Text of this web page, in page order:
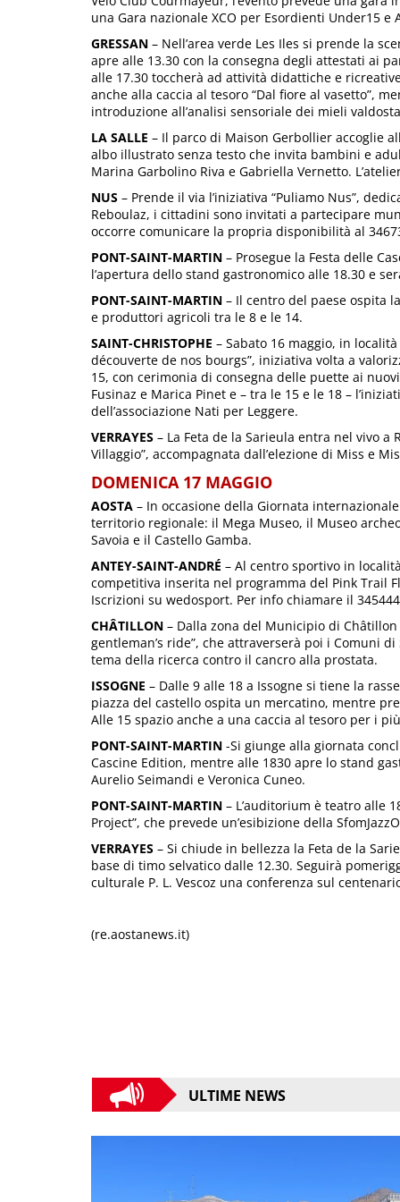
una Gara nazionale XCO per Esordienti Under15 e
GRESSAN – Nell’area verde Les Iles si prende la
apre alle 13.30 con la consegna degli attestati ai
alle 17.30 toccherà ad attività didattiche e
anche alla caccia al tesoro “Dal fiore al vasetto”,
introduzione all’analisi sensoriale dei mieli
LA SALLE – Il parco di Maison Gerbollier accoglie
albo illustrato senza testo che invita bambini e
Marina Garbolino Riva e Gabriella Vernetto.
NUS – Prende il via l’iniziativa “Puliamo Nus”,
Reboulaz, i cittadini sono invitati a partecipare
occorre comunicare la propria disponibilità al
PONT-SAINT-MARTIN – Prosegue la Festa delle
l’apertura dello stand gastronomico alle 18.30 e
PONT-SAINT-MARTIN – Il centro del paese ospita
e produttori agricoli tra le 8 e le 14.
SAINT-CHRISTOPHE – Sabato 16 maggio, in
découverte de nos bourgs”, iniziativa volta a
15, con cerimonia di consegna delle puette ai
Fusinaz e Marica Pinet e – tra le 15 e le 18 –
dell’associazione Nati per Leggere.
VERRAYES – La Feta de la Sarieula entra nel vivo a
Villaggio”, accompagnata dall’elezione di Miss e
DOMENICA 17 MAGGIO
AOSTA – In occasione della Giornata
territorio regionale: il Mega Museo, il Museo
Savoia e il Castello Gamba.
ANTEY-SAINT-ANDRÉ – Al centro sportivo in
competitiva inserita nel programma del Pink Trail
Iscrizioni su wedosport. Per info chiamare il
CHÂTILLON – Dalla zona del Municipio di
gentleman’s ride”, che attraverserà poi i Comuni
tema della ricerca contro il cancro alla prostata.
ISSOGNE – Dalle 9 alle 18 a Issogne si tiene la
piazza del castello ospita un mercatino, mentre
Alle 15 spazio anche a una caccia al tesoro per i
PONT-SAINT-MARTIN -Si giunge alla giornata
Cascine Edition, mentre alle 1830 apre lo stand
Aurelio Seimandi e Veronica Cuneo.
PONT-SAINT-MARTIN – L’auditorium è teatro alle
Project”, che prevede un’esibizione della
VERRAYES – Si chiude in bellezza la Feta de la
base di timo selvatico dalle 12.30. Seguirà
culturale P. L. Vescoz una conferenza sul
(re.aostanews.it)
ULTIME NEWS